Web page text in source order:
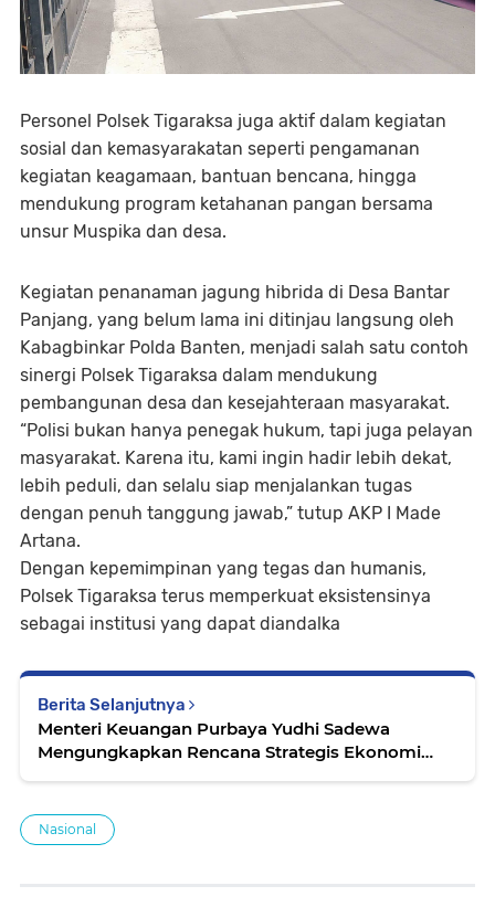
Personel Polsek Tigaraksa juga aktif dalam kegiatan
sosial dan kemasyarakatan seperti pengamanan
kegiatan keagamaan, bantuan bencana, hingga
mendukung program ketahanan pangan bersama
unsur Muspika dan desa.
Kegiatan penanaman jagung hibrida di Desa Bantar
Panjang, yang belum lama ini ditinjau langsung oleh
Kabagbinkar Polda Banten, menjadi salah satu contoh
sinergi Polsek Tigaraksa dalam mendukung
pembangunan desa dan kesejahteraan masyarakat.
“Polisi bukan hanya penegak hukum, tapi juga pelayan
masyarakat. Karena itu, kami ingin hadir lebih dekat,
lebih peduli, dan selalu siap menjalankan tugas
dengan penuh tanggung jawab,” tutup AKP I Made
Artana.
Dengan kepemimpinan yang tegas dan humanis,
Polsek Tigaraksa terus memperkuat eksistensinya
sebagai institusi yang dapat diandalka
Berita Selanjutnya
Menteri Keuangan Purbaya Yudhi Sadewa
Mengungkapkan Rencana Strategis Ekonomi
Nasional